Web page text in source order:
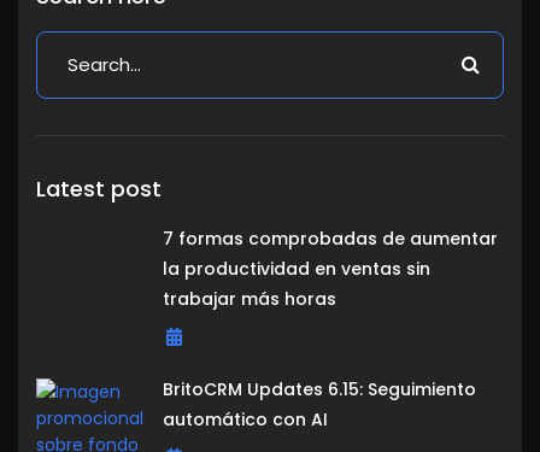
Latest post
7 formas comprobadas de aumentar
la productividad en ventas sin
trabajar más horas
BritoCRM Updates 6.15: Seguimiento
automático con AI